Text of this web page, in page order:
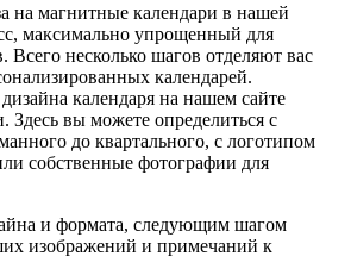
на магнитные календари в нашей
максимально упрощенный для
Всего несколько шагов отделяют вас
календарей.
календаря на нашем сайте
вы можете определиться с
до квартального, с логотипом
собственные фотографии для
и формата, следующим шагом
изображений и примечаний к